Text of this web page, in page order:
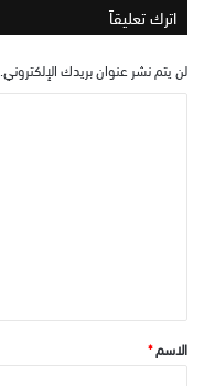
اترك تعليقاً
لن يتم نشر عنوان بريدك الإلكتروني.
*الاسم*